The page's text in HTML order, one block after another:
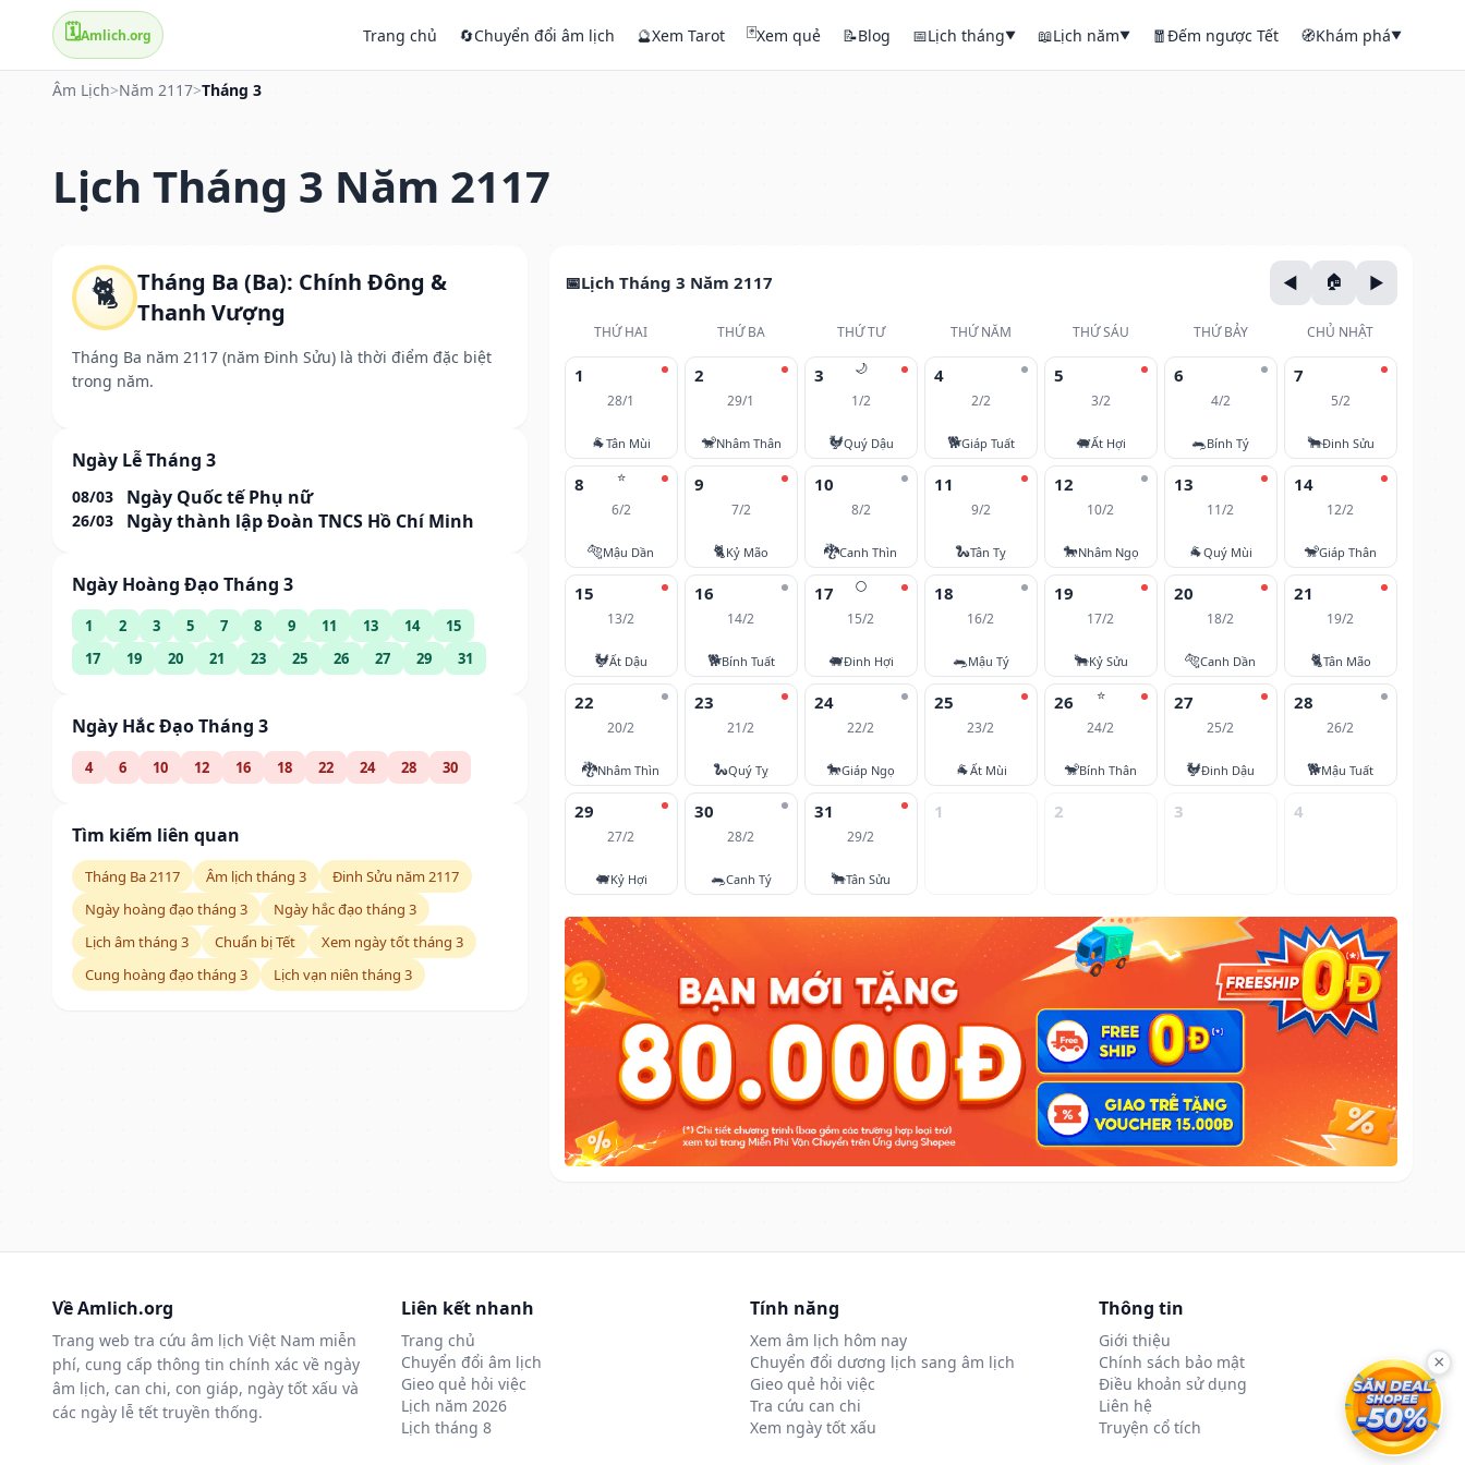
🗓️Amlich.org Trang chủ 🔄Chuyển đổi âm lịch 🔮Xem Tarot 🃏Xem quẻ 📝Blog 📅Lịch tháng▼ 📖Lịch năm▼ 🧧Đếm ngược Tết 🧭Khám phá▼
Âm Lịch>Năm 2117>Tháng 3
Lịch Tháng 3 Năm 2117
🐈
Tháng Ba (Ba): Chính Đông &
Thanh Vượng
Tháng Ba năm 2117 (năm Đinh Sửu) là thời điểm đặc biệt
trong năm.
Ngày Lễ Tháng 3
08/03 Ngày Quốc tế Phụ nữ
26/03 Ngày thành lập Đoàn TNCS Hồ Chí Minh
Ngày Hoàng Đạo Tháng 3
1 2 3 5 7 8 9 11 13 14
15
17
19 20 21 23 25 26 27 29 31
Ngày Hắc Đạo Tháng 3
4 6 10 12 16 18 22 24 28 30
Tìm kiếm liên quan
Tháng Ba 2117 Âm lịch tháng 3
Đinh Sửu năm 2117
Ngày hoàng đạo tháng 3
Ngày hắc đạo tháng 3
Lịch âm tháng 3
Chuẩn bị Tết
Xem ngày tốt tháng 3
Cung hoàng đạo tháng 3
Lịch vạn niên tháng 3
Lịch Tháng 3 Năm 2117
THỨ HAI THỨ BA THỨ TƯ THỨ NĂM THỨ SÁU THỨ BẢY CHỦ NHẬT
1
28/1
🐐Tân Mùi
2
29/1
🐒Nhâm Thân
🌙
3
1/2
🐓Quý Dậu
4
2/2
🐕Giáp Tuất
5
3/2
🐖Ất Hợi
6
4/2
🐀Bính Tý
7
5/2
🐂Đinh Sửu
⭐
8
6/2
🐅Mậu Dần
9
7/2
🐈Kỷ Mão
10
8/2
🐉Canh Thìn
11
9/2
🐍Tân Tỵ
12
10/2
🐎Nhâm Ngọ
13
11/2
🐐Quý Mùi
14
12/2
🐒Giáp Thân
15
13/2
🐓Ất Dậu
16
14/2
🐕Bính Tuất
🌕
17
15/2
🐖Đinh Hợi
18
16/2
🐀Mậu Tý
19
17/2
🐂Kỷ Sửu
20
18/2
🐅Canh Dần
21
19/2
🐈Tân Mão
22
20/2
🐉Nhâm Thìn
23
21/2
🐍Quý Tỵ
24
22/2
🐎Giáp Ngọ
25
23/2
🐐Ất Mùi
⭐
26
24/2
🐒Bính Thân
27
25/2
🐓Đinh Dậu
28
26/2
🐕Mậu Tuất
29
27/2
🐖Kỷ Hợi
30
28/2
🐀Canh Tý
31
29/2
🐂Tân Sửu
1 2 3 4
Về Amlich.org
Trang web tra cứu âm lịch Việt Nam miễn
phí, cung cấp thông tin chính xác về ngày
âm lịch, can chi, con giáp, ngày tốt xấu và
các ngày lễ tết truyền thống.
Liên kết nhanh
Trang chủ
Chuyển đổi âm lịch
Gieo quẻ hỏi việc
Lịch năm 2026
Lịch tháng 8
Tính năng
Xem âm lịch hôm nay
Chuyển đổi dương lịch sang âm lịch
Gieo quẻ hỏi việc
Tra cứu can chi
Xem ngày tốt xấu
Thông tin
Giới thiệu
Chính sách bảo mật
Điều khoản sử dụng
Liên hệ
Truyện cổ tích
×